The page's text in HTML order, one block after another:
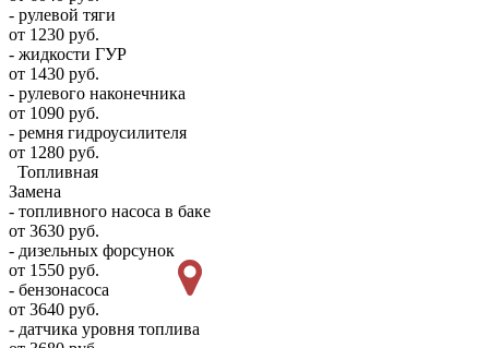
- рулевой тяги
от 1230 руб.
- жидкости ГУР
от 1430 руб.
- рулевого наконечника
от 1090 руб.
- ремня гидроусилителя
от 1280 руб.
Топливная
Замена
- топливного насоса в баке
от 3630 руб.
- дизельных форсунок
от 1550 руб.
- бензонасоса
от 3640 руб.
- датчика уровня топлива